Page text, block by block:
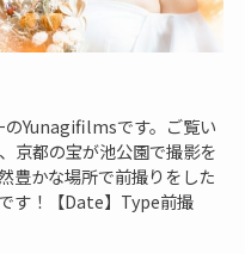
のYunagifilmsです。ご覧い
京都の宝が池公園で撮影を
豊かな場所で前撮りをした
す！【Date】Type前撮